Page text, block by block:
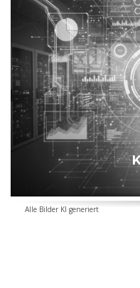
Alle Bilder KI generiert